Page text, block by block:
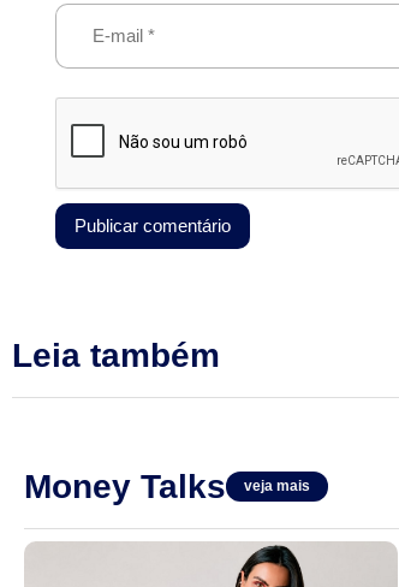
Leia também
Money Talks veja mais